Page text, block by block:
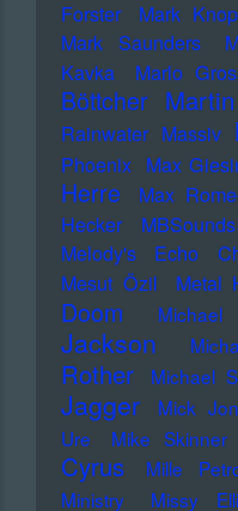
Forster
Mark
Mark Saunders
Kavka
Marlo
Böttcher
Rainwater Massiv
Phoenix Max
Herre
Max
Hecker
MBSounds
Melody's Echo
Mesut Özil
Metal
Doom
Jackson
Rother
Michael
Jagger
Mick
Ure
Mike Skinner
Cyrus
Mille
Ministry Missy